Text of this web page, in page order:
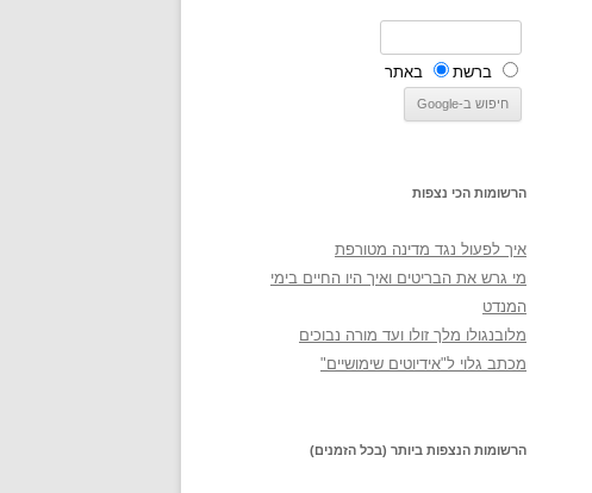
ברשת באתר
הרשומות הכי נצפות
איך לפעול נגד מדינה מטורפת
מי גרש את הבריטים ואיך היו החיים בימי
המנדט
מלובנגולו מלך זולו ועד מורה נבוכים
מכתב גלוי ל"אידיוטים שימושיים"
הרשומות הנצפות ביותר (בכל הזמנים)